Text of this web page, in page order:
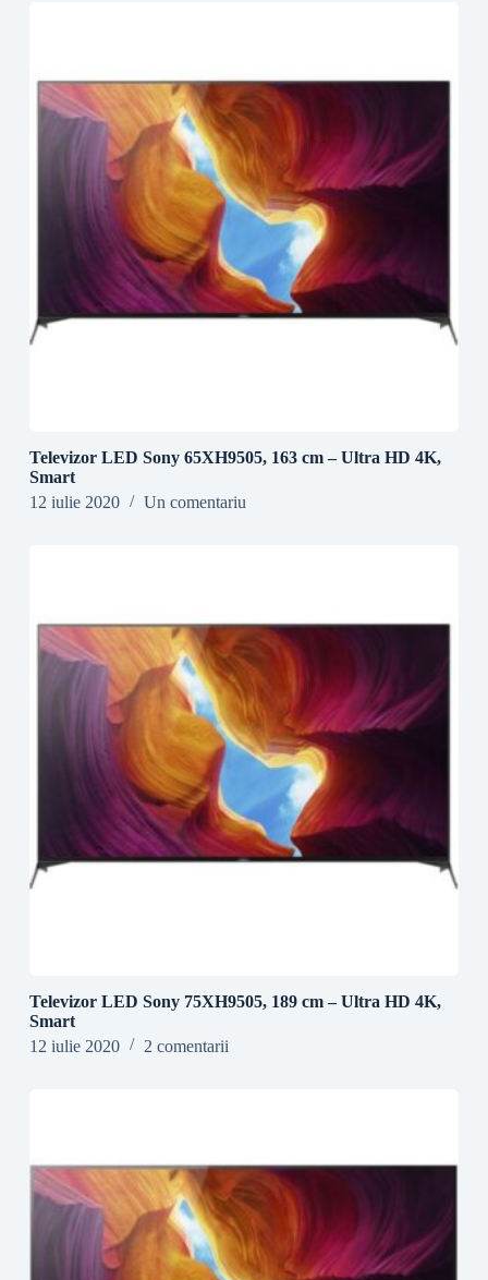
Televizor LED Sony 65XH9505, 163 cm – Ultra HD 4K,
Smart
12 iulie 2020
Un comentariu
Televizor LED Sony 75XH9505, 189 cm – Ultra HD 4K,
Smart
12 iulie 2020
2 comentarii